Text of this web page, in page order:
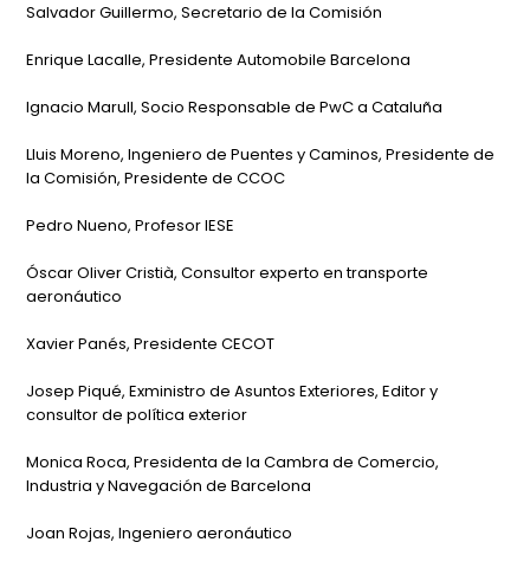
Salvador Guillermo, Secretario de la Comisión
Enrique Lacalle, Presidente Automobile Barcelona
Ignacio Marull, Socio Responsable de PwC a Cataluña
Lluis Moreno, Ingeniero de Puentes y Caminos, Presidente de
la Comisión, Presidente de CCOC
Pedro Nueno, Profesor IESE
Óscar Oliver Cristià, Consultor experto en transporte
aeronáutico
Xavier Panés, Presidente CECOT
Josep Piqué, Exministro de Asuntos Exteriores, Editor y
consultor de política exterior
Monica Roca, Presidenta de la Cambra de Comercio,
Industria y Navegación de Barcelona
Joan Rojas, Ingeniero aeronáutico